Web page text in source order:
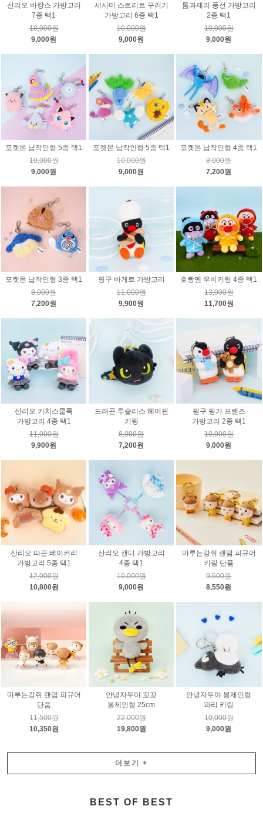
산리오 바캉스 가방고리
7종 택1
10,000원
9,000원
세서미 스트리트 꾸러기
가방고리 6종 택1
10,000원
9,000원
톰과제리 풍선 가방고리
2종 택1
10,000원
9,000원
포켓몬 납작인형 5종 택1
10,000원
9,000원
포켓몬 납작인형 5종 택1
10,000원
9,000원
포켓몬 납작인형 4종 택1
8,000원
7,200원
포켓몬 납작인형 3종 택1
8,000원
7,200원
핑구 바게트 가방고리
11,000원
9,900원
호빵맨 우비키링 4종 택1
13,000원
11,700원
산리오 키치스쿨룩
가방고리 4종 택1
11,000원
9,900원
드래곤 투슬리스 헤어핀
키링
8,000원
7,200원
핑구 핑가 프랜즈
가방고리 2종 택1
10,000원
9,000원
산리오 따끈 베이커리
가방고리 5종 택1
12,000원
10,800원
산리오 캔디 가방고리
4종 택1
10,000원
9,000원
마루는강쥐 랜덤 피규어
키링 단품
9,500원
8,550원
마루는강쥐 랜덤 피규어
단품
11,500원
10,350원
안녕자두야 꼬꼬
봉제인형 25cm
22,000원
19,800원
안녕자두야 봉제인형
파리 키링
10,000원
9,000원
더보기 +
BEST OF BEST